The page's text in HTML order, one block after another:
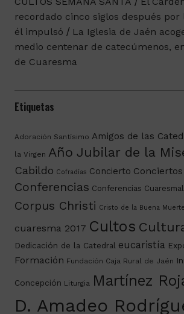
recordado cinco siglos después por
él impulsó
La Iglesia de Jaén
medio centenar de catecúmenos,
de Cuaresma
Etiquetas
Adoración Santísimo Amigos de las
la Virgen Año Jubilar de la
Cabildo Cofradías Concierto Conciertos
Conferencias Conferencias
Corpus Christi Cristo de la Buena Muerte
cuaresma 2017 Cultos
Dedicación de la Catedral eucaristía
Formación Fundación Caja Rural de Jaén
Concepción Liturgia Martínez
D. Amadeo